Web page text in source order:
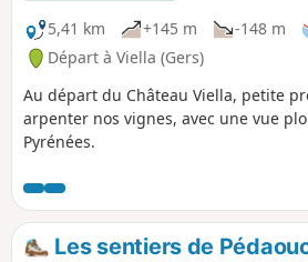
5,41 km
+145 m -148 m
Départ à Viella (Gers)
Au départ du Château Viella, petite
arpenter nos vignes, avec une vue
Pyrénées.
Les sentiers de